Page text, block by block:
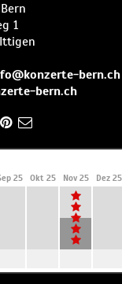
1
Ittigen
bern.ch
bern.ch
25 Okt 25 Nov 25 Dez 25